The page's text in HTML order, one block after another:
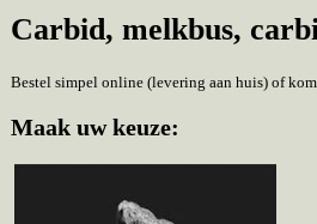
Carbid, melkbus,
Bestel simpel online (levering aan huis) of
Maak uw keuze: